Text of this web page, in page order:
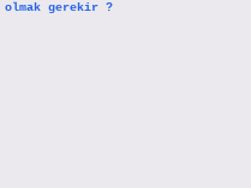
olmak gerekir ?